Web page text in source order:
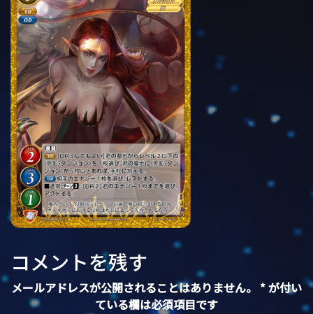
コメントを残す
メールアドレスが公開されることはありません。 *が付い
ている欄は必須項目です